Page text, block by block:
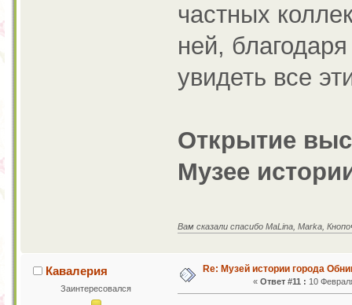
частных
ней,
увидеть все
Открытие
Музее
Вам сказали спасибо MaLina, Marka,
Кавалерия
Заинтересовался
Re: Музей истории города
«Ответ #11 : 10